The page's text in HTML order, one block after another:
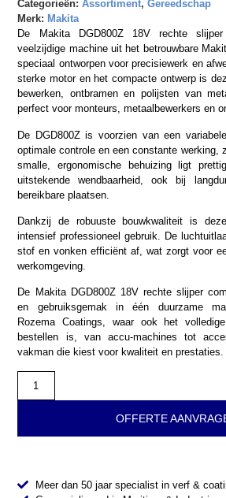
Categorieën: Assortiment,Gereedschap
Merk: Makita
De Makita DGD800Z 18V rechte
veelzijdige machine uit het betrouwbare
speciaal ontworpen voor precisiewerk en
sterke motor en het compacte ontwerp is
bewerken, ontbramen en polijsten van
perfect voor monteurs, metaalbewerkers en
De DGD800Z is voorzien van een
optimale controle en een constante werking,
smalle, ergonomische behuizing ligt
uitstekende wendbaarheid, ook bij
bereikbare plaatsen.
Dankzij de robuuste bouwkwaliteit is
intensief professioneel gebruik. De
stof en vonken efficiënt af, wat zorgt voor
werkomgeving.
De Makita DGD800Z 18V rechte slijper
en gebruiksgemak in één duurzame
Rozema Coatings, waar ook het
bestellen is, van accu-machines tot
vakman die kiest voor kwaliteit en prestaties.
OFFERTE
Meer dan 50 jaar specialist in verf &